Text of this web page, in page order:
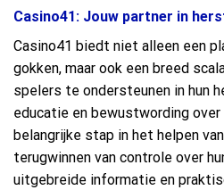
Casino41: Jouw partner in
Casino41 biedt niet alleen een
gokken, maar ook een breed
spelers te ondersteunen in hun
educatie en bewustwording
belangrijke stap in het helpen
terugwinnen van controle over
uitgebreide informatie en